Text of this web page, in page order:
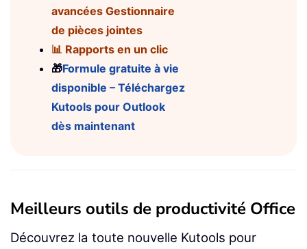
avancées Gestionnaire
de pièces jointes
📊 Rapports en un clic
🎁Formule gratuite à vie
disponible – Téléchargez
Kutools pour Outlook
dès maintenant
Meilleurs outils de productivité Office
Découvrez la toute nouvelle Kutools pour